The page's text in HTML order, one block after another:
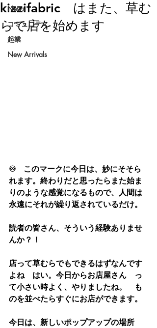
News
コミュニティ
起業
New Arrivals
kizzifabric はまた、草む
らで店を始めます
♾️　このマークに今日は、妙にそそら
れます。終わりだと思ったらまた始ま
りのような感覚になるもので、人間は
永遠にそれが繰り返されているだけ。
読者の皆さん、そういう経験ありませ
んか？！
店って草むらでもできるはずなんです
よね　はい。今日からお店屋さん　っ
て小さい時よく、やりましたね。　も
のを並べたらすぐにお店ができます。
今日は、新しいポップアップの場所